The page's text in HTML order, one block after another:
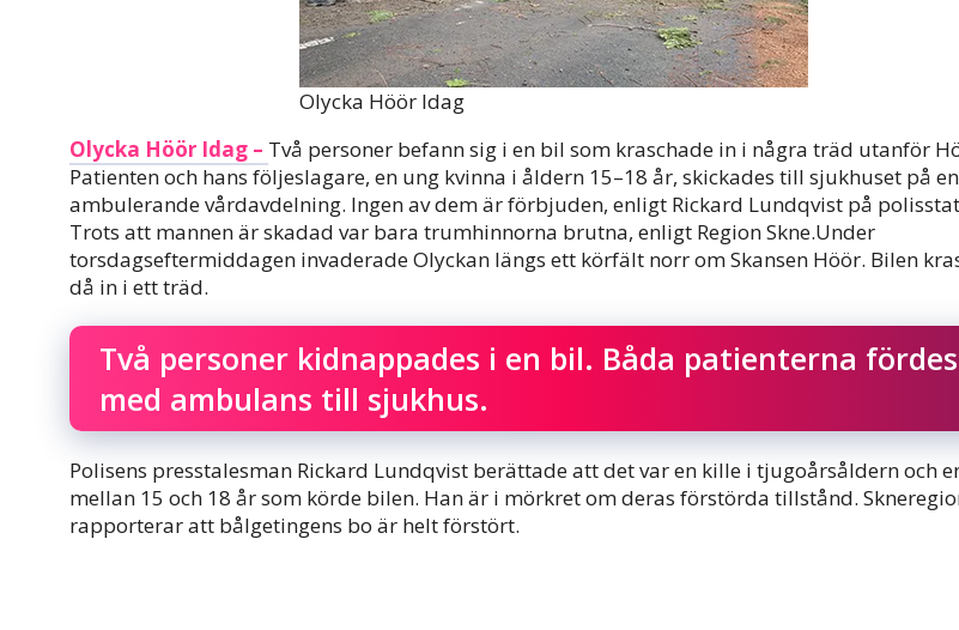
Olycka Höör Idag
Olycka Höör Idag – Två personer befann sig i en bil som kraschade in i några träd utanför
Patienten och hans följeslagare, en ung kvinna i åldern 15–18 år, skickades till sjukhuset på en
ambulerande vårdavdelning. Ingen av dem är förbjuden, enligt Rickard Lundqvist på
Trots att mannen är skadad var bara trumhinnorna brutna, enligt Region Skne.Under
torsdagseftermiddagen invaderade Olyckan längs ett körfält norr om Skansen Höör. Bilen
då in i ett träd.
Två personer kidnappades i en bil. Båda patienterna fördes
med ambulans till sjukhus.
Polisens presstalesman Rickard Lundqvist berättade att det var en kille i tjugoårsåldern och
mellan 15 och 18 år som körde bilen. Han är i mörkret om deras förstörda tillstånd.
rapporterar att bålgetingens bo är helt förstört.